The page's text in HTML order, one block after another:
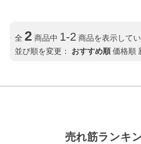
全 2 商品中 1-2 商品を表示して
並び順を変更： おすすめ順価格順
売れ筋ランキ